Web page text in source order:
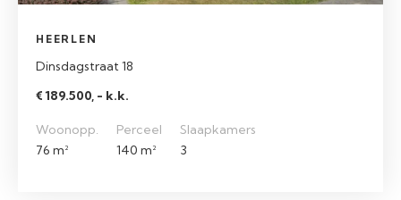
HEERLEN
Dinsdagstraat 18
€ 189.500, - k.k.
Woonopp.
76 m²
Perceel
140 m²
Slaapkamers
3